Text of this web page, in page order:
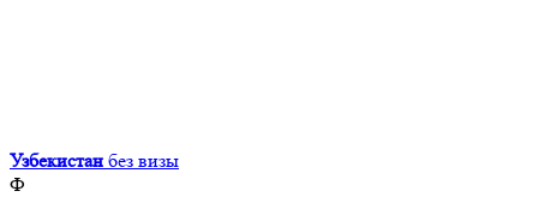
Узбекистан без визы
Ф